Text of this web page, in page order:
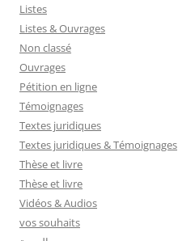
Listes
Listes & Ouvrages
Non classé
Ouvrages
Pétition en ligne
Témoignages
Textes juridiques
Textes juridiques & Témoignages
Thèse et livre
Thèse et livre
Vidéos & Audios
vos souhaits